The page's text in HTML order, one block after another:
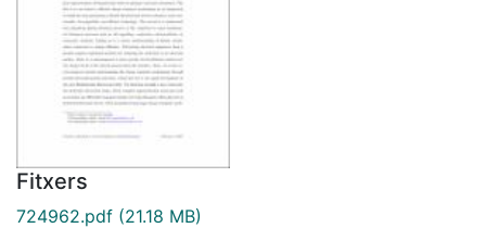
Fitxers
724962.pdf (21.18 MB)